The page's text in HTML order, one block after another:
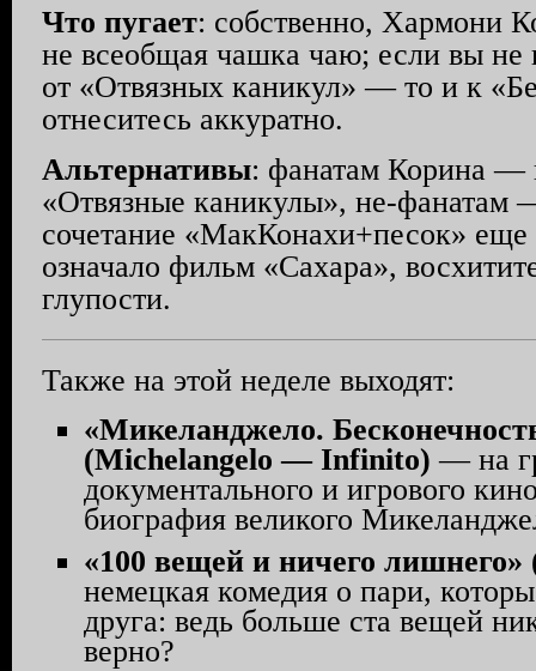
Что пугает: собственно, Хармони
не всеобщая чашка чаю; если вы не
от «Отвязных каникул» — то и к
отнеситесь аккуратно.
Альтернативы: фанатам Корина —
«Отвязные каникулы», не-фанатам
сочетание «МакКонахи+песок» еще
означало фильм «Сахара»,
глупости.
Также на этой неделе выходят:
«Микеланджело.
(Michelangelo — Infinito) — на
документального и игрового
биография великого
«100 вещей и ничего лишнего»
немецкая комедия о пари,
друга: ведь больше ста вещей
верно?